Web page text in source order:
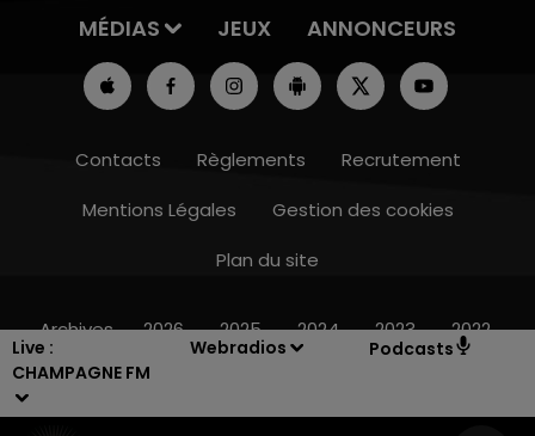
Live :
CHAMPAGNE FM
Webradios Podcasts
MÉDIAS
JEUX ANNONCEURS
Contacts Règlements
Recrutement
Mentions Légales
Gestion des cookies
Plan du site
Archives 2026 2025 2024 2023 2022